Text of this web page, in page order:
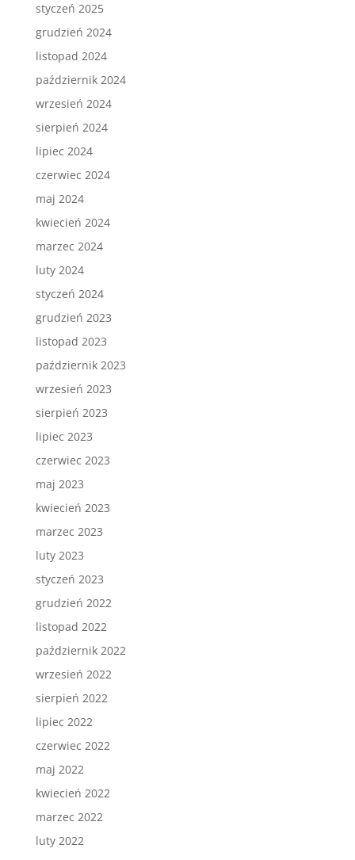
styczeń 2025
grudzień 2024
listopad 2024
październik 2024
wrzesień 2024
sierpień 2024
lipiec 2024
czerwiec 2024
maj 2024
kwiecień 2024
marzec 2024
luty 2024
styczeń 2024
grudzień 2023
listopad 2023
październik 2023
wrzesień 2023
sierpień 2023
lipiec 2023
czerwiec 2023
maj 2023
kwiecień 2023
marzec 2023
luty 2023
styczeń 2023
grudzień 2022
listopad 2022
październik 2022
wrzesień 2022
sierpień 2022
lipiec 2022
czerwiec 2022
maj 2022
kwiecień 2022
marzec 2022
luty 2022